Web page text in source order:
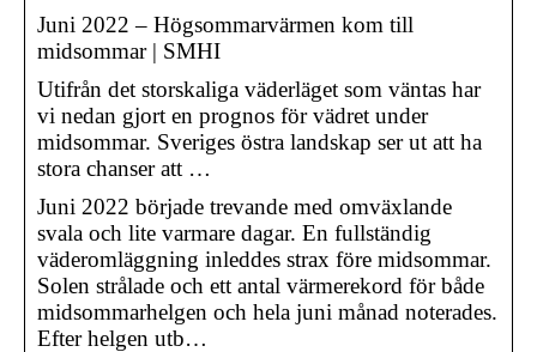
Juni 2022 – Högsommarvärmen kom till
midsommar | SMHI
Utifrån det storskaliga väderläget som väntas har
vi nedan gjort en prognos för vädret under
midsommar. Sveriges östra landskap ser ut att ha
stora chanser att …
Juni 2022 började trevande med omväxlande
svala och lite varmare dagar. En fullständig
väderomläggning inleddes strax före midsommar.
Solen strålade och ett antal värmerekord för både
midsommarhelgen och hela juni månad noterades.
Efter helgen utb…